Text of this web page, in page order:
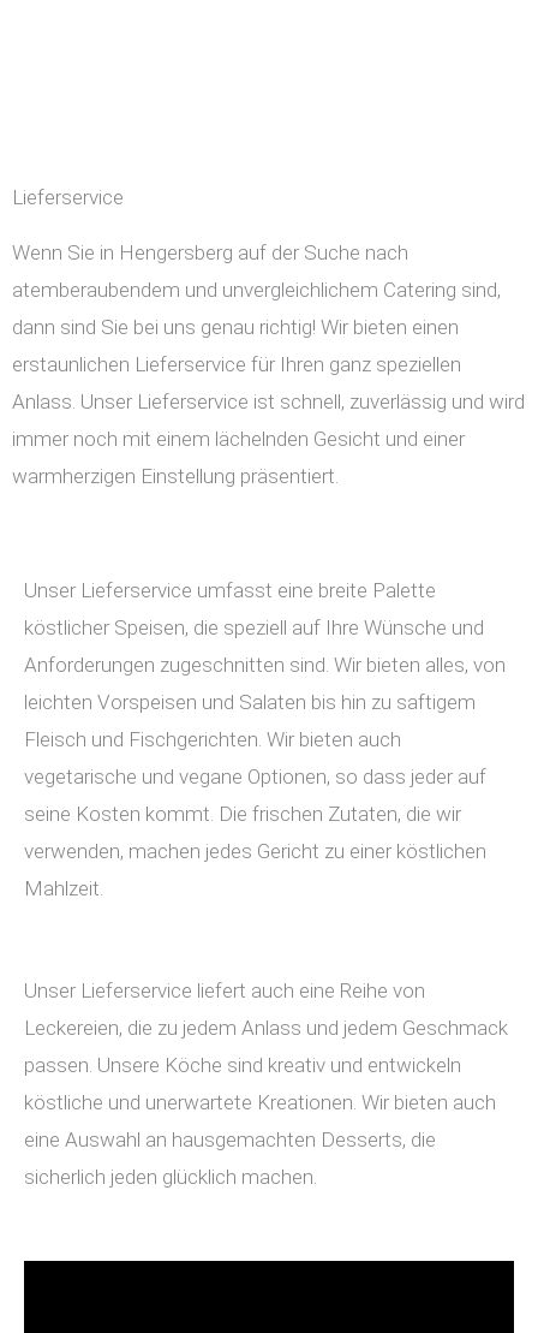
Lieferservice
Wenn Sie in Hengersberg auf der Suche nach
atemberaubendem und unvergleichlichem Catering sind,
dann sind Sie bei uns genau richtig! Wir bieten einen
erstaunlichen Lieferservice für Ihren ganz speziellen
Anlass. Unser Lieferservice ist schnell, zuverlässig und wird
immer noch mit einem lächelnden Gesicht und einer
warmherzigen Einstellung präsentiert.
Unser Lieferservice umfasst eine breite Palette
köstlicher Speisen, die speziell auf Ihre Wünsche und
Anforderungen zugeschnitten sind. Wir bieten alles, von
leichten Vorspeisen und Salaten bis hin zu saftigem
Fleisch und Fischgerichten. Wir bieten auch
vegetarische und vegane Optionen, so dass jeder auf
seine Kosten kommt. Die frischen Zutaten, die wir
verwenden, machen jedes Gericht zu einer köstlichen
Mahlzeit.
Unser Lieferservice liefert auch eine Reihe von
Leckereien, die zu jedem Anlass und jedem Geschmack
passen. Unsere Köche sind kreativ und entwickeln
köstliche und unerwartete Kreationen. Wir bieten auch
eine Auswahl an hausgemachten Desserts, die
sicherlich jeden glücklich machen.